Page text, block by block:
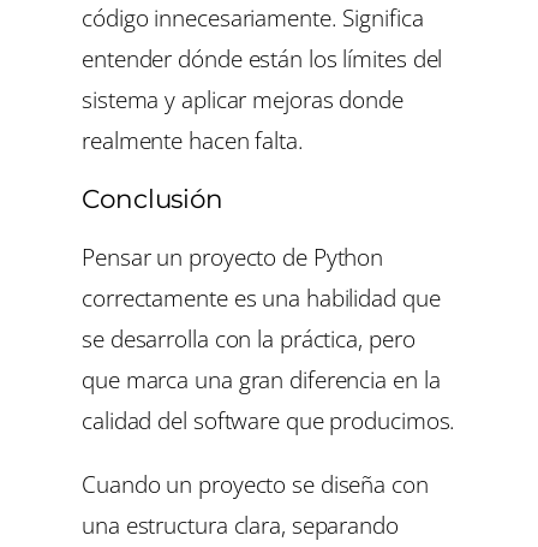
código innecesariamente. Significa
entender dónde están los límites del
sistema y aplicar mejoras donde
realmente hacen falta.
Conclusión
Pensar un proyecto de Python
correctamente es una habilidad que
se desarrolla con la práctica, pero
que marca una gran diferencia en la
calidad del software que producimos.
Cuando un proyecto se diseña con
una estructura clara, separando